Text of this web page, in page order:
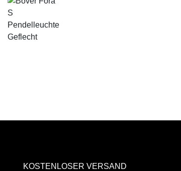
KOSTENLOSER VERSAND